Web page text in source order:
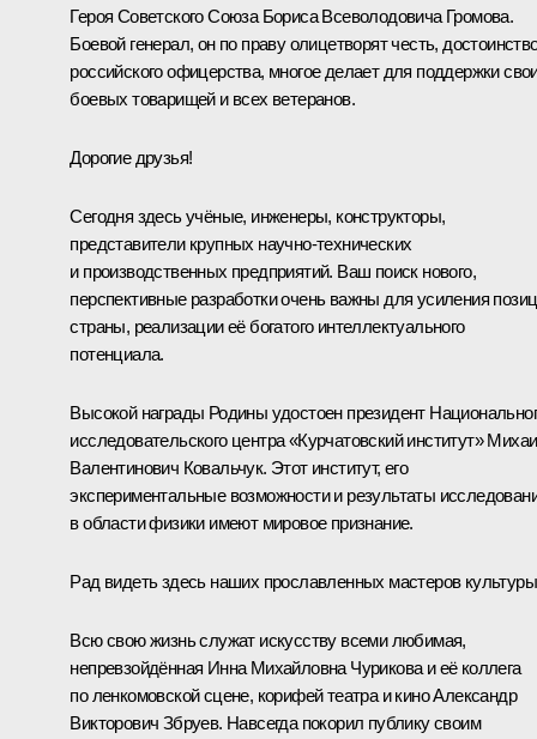
Героя Советского Союза Бориса Всеволодовича Громова.
Боевой генерал, он по праву олицетворят честь,
российского офицерства, многое делает для поддержки
боевых товарищей и всех ветеранов.
Дорогие друзья!
Сегодня здесь учёные, инженеры, конструкторы,
представители крупных научно-технических
и производственных предприятий. Ваш поиск нового,
перспективные разработки очень важны для усиления
страны, реализации её богатого интеллектуального
потенциала.
Высокой награды Родины удостоен президент
исследовательского центра «Курчатовский институт»
Валентинович Ковальчук. Этот институт, его
экспериментальные возможности и результаты
в области физики имеют мировое признание.
Рад видеть здесь наших прославленных мастеров
Всю свою жизнь служат искусству всеми любимая,
непревзойдённая Инна Михайловна Чурикова и её коллега
по ленкомовской сцене, корифей театра и кино Александр
Викторович Збруев. Навсегда покорил публику своим